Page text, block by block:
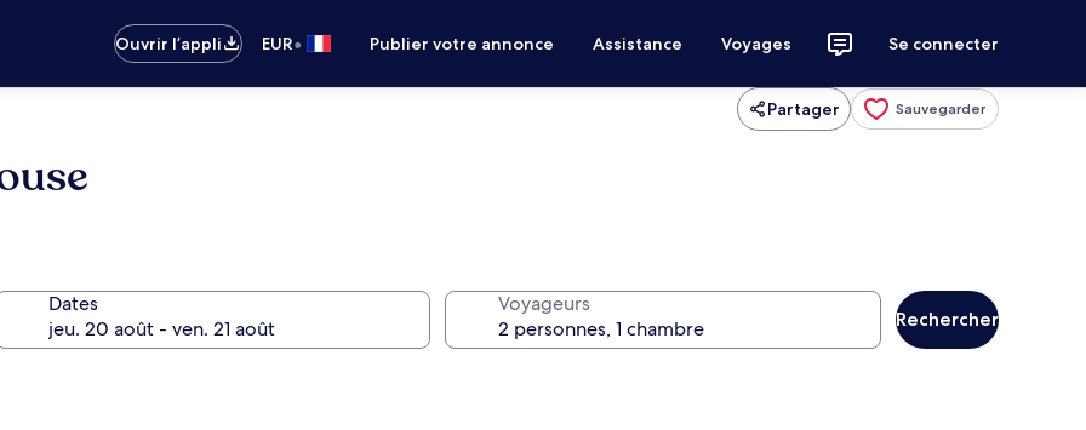
Ouvrir l’appli
EUR• Publier votre annonce Assistance Voyages Se connecter
Partager Sauvegarder
Dates Voyageurs
Rechercher